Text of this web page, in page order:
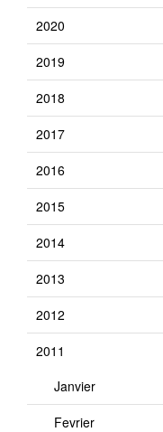
2020
2019
2018
2017
2016
2015
2014
2013
2012
2011
Janvier
Fevrier